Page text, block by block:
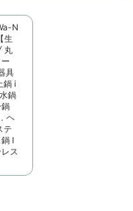
N
生
丸
具
鍋 i
鍋
ヘ
テ
I
ス